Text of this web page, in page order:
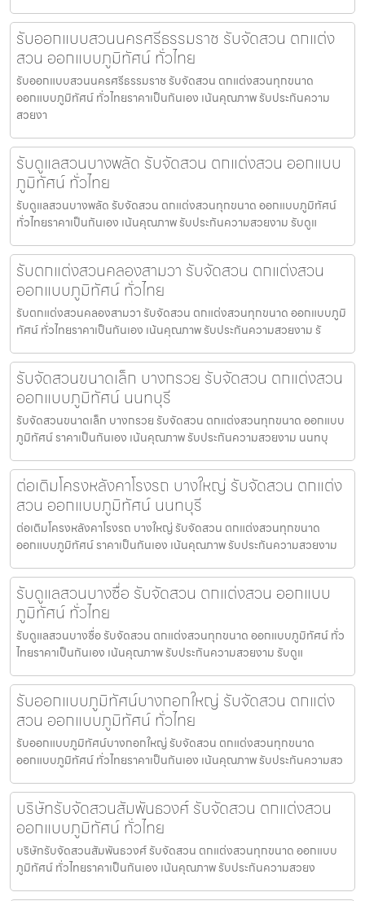
รับออกแบบสวนนครศรีธรรมราช รับจัดสวน ตกแต่ง
สวน ออกแบบภูมิทัศน์ ทั่วไทย
รับออกแบบสวนนครศรีธรรมราช รับจัดสวน ตกแต่งสวนทุกขนาด
ออกแบบภูมิทัศน์ ทั่วไทยราคาเป็นกันเอง เน้นคุณภาพ รับประกันความ
สวยงา
รับดูแลสวนบางพลัด รับจัดสวน ตกแต่งสวน ออกแบบ
ภูมิทัศน์ ทั่วไทย
รับดูแลสวนบางพลัด รับจัดสวน ตกแต่งสวนทุกขนาด ออกแบบภูมิทัศน์
ทั่วไทยราคาเป็นกันเอง เน้นคุณภาพ รับประกันความสวยงาม รับดูแ
รับตกแต่งสวนคลองสามวา รับจัดสวน ตกแต่งสวน
ออกแบบภูมิทัศน์ ทั่วไทย
รับตกแต่งสวนคลองสามวา รับจัดสวน ตกแต่งสวนทุกขนาด ออกแบบภูมิ
ทัศน์ ทั่วไทยราคาเป็นกันเอง เน้นคุณภาพ รับประกันความสวยงาม รั
รับจัดสวนขนาดเล็ก บางกรวย รับจัดสวน ตกแต่งสวน
ออกแบบภูมิทัศน์ นนทบุรี
รับจัดสวนขนาดเล็ก บางกรวย รับจัดสวน ตกแต่งสวนทุกขนาด ออกแบบ
ภูมิทัศน์ ราคาเป็นกันเอง เน้นคุณภาพ รับประกันความสวยงาม นนทบุ
ต่อเติมโครงหลังคาโรงรถ บางใหญ่ รับจัดสวน ตกแต่ง
สวน ออกแบบภูมิทัศน์ นนทบุรี
ต่อเติมโครงหลังคาโรงรถ บางใหญ่ รับจัดสวน ตกแต่งสวนทุกขนาด
ออกแบบภูมิทัศน์ ราคาเป็นกันเอง เน้นคุณภาพ รับประกันความสวยงาม
รับดูแลสวนบางซื่อ รับจัดสวน ตกแต่งสวน ออกแบบ
ภูมิทัศน์ ทั่วไทย
รับดูแลสวนบางซื่อ รับจัดสวน ตกแต่งสวนทุกขนาด ออกแบบภูมิทัศน์ ทั่ว
ไทยราคาเป็นกันเอง เน้นคุณภาพ รับประกันความสวยงาม รับดูแ
รับออกแบบภูมิทัศน์บางกอกใหญ่ รับจัดสวน ตกแต่ง
สวน ออกแบบภูมิทัศน์ ทั่วไทย
รับออกแบบภูมิทัศน์บางกอกใหญ่ รับจัดสวน ตกแต่งสวนทุกขนาด
ออกแบบภูมิทัศน์ ทั่วไทยราคาเป็นกันเอง เน้นคุณภาพ รับประกันความสว
บริษัทรับจัดสวนสัมพันธวงศ์ รับจัดสวน ตกแต่งสวน
ออกแบบภูมิทัศน์ ทั่วไทย
บริษัทรับจัดสวนสัมพันธวงศ์ รับจัดสวน ตกแต่งสวนทุกขนาด ออกแบบ
ภูมิทัศน์ ทั่วไทยราคาเป็นกันเอง เน้นคุณภาพ รับประกันความสวยง